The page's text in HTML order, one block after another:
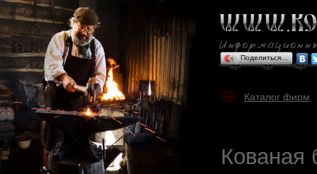
Поделиться…
Каталог фирм
Кованая